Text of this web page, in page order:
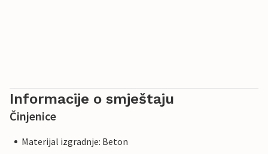
Informacije o smještaju
Činjenice
Materijal izgradnje: Beton